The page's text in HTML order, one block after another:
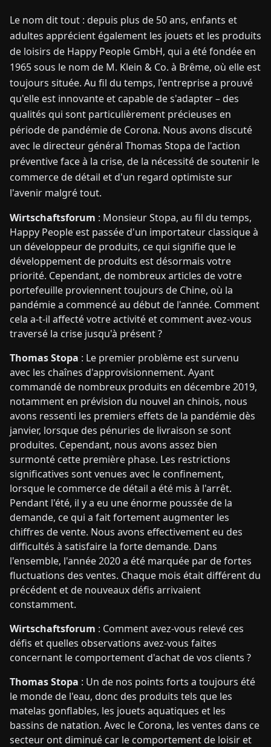
CONTACTEZ-
NOUS
Le nom dit tout : depuis plus de 50 ans, enfants et
adultes apprécient également les jouets et les produits
de loisirs de Happy People GmbH, qui a été fondée en
1965 sous le nom de M. Klein & Co. à Brême, où elle est
toujours située. Au fil du temps, l'entreprise a prouvé
qu'elle est innovante et capable de s'adapter – des
qualités qui sont particulièrement précieuses en
période de pandémie de Corona. Nous avons discuté
avec le directeur général Thomas Stopa de l'action
préventive face à la crise, de la nécessité de soutenir le
commerce de détail et d'un regard optimiste sur
l'avenir malgré tout.
Wirtschaftsforum : Monsieur Stopa, au fil du temps,
Happy People est passée d'un importateur classique à
un développeur de produits, ce qui signifie que le
développement de produits est désormais votre
priorité. Cependant, de nombreux articles de votre
portefeuille proviennent toujours de Chine, où la
pandémie a commencé au début de l'année. Comment
cela a-t-il affecté votre activité et comment avez-vous
traversé la crise jusqu'à présent ?
Thomas Stopa : Le premier problème est survenu
avec les chaînes d'approvisionnement. Ayant
commandé de nombreux produits en décembre 2019,
notamment en prévision du nouvel an chinois, nous
avons ressenti les premiers effets de la pandémie dès
janvier, lorsque des pénuries de livraison se sont
produites. Cependant, nous avons assez bien
surmonté cette première phase. Les restrictions
significatives sont venues avec le confinement,
lorsque le commerce de détail a été mis à l'arrêt.
Pendant l'été, il y a eu une énorme poussée de la
demande, ce qui a fait fortement augmenter les
chiffres de vente. Nous avons effectivement eu des
difficultés à satisfaire la forte demande. Dans
l'ensemble, l'année 2020 a été marquée par de fortes
fluctuations des ventes. Chaque mois était différent du
précédent et de nouveaux défis arrivaient
constamment.
Wirtschaftsforum : Comment avez-vous relevé ces
défis et quelles observations avez-vous faites
concernant le comportement d'achat de vos clients ?
Thomas Stopa : Un de nos points forts a toujours été
le monde de l'eau, donc des produits tels que les
matelas gonflables, les jouets aquatiques et les
bassins de natation. Avec le Corona, les ventes dans ce
secteur ont diminué car le comportement de loisir et